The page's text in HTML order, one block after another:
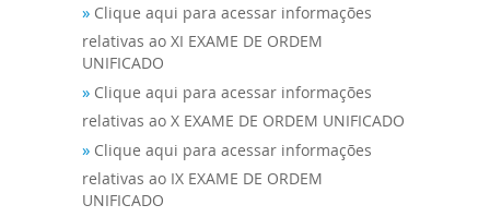
» Clique aqui para acessar informações
relativas ao XI EXAME DE ORDEM
UNIFICADO
» Clique aqui para acessar informações
relativas ao X EXAME DE ORDEM UNIFICADO
» Clique aqui para acessar informações
relativas ao IX EXAME DE ORDEM
UNIFICADO